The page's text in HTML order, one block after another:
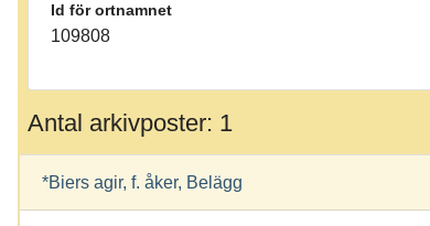
Id för ortnamnet
109808
Antal arkivposter: 1
*Biers agir, f. åker, Belägg